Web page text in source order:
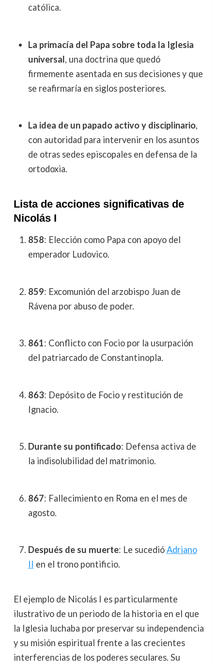
católica.
La primacía del Papa sobre toda la Iglesia
universal, una doctrina que quedó
firmemente asentada en sus decisiones y que
se reafirmaría en siglos posteriores.
La idea de un papado activo y disciplinario,
con autoridad para intervenir en los asuntos
de otras sedes episcopales en defensa de la
ortodoxia.
Lista de acciones significativas de
Nicolás I
858: Elección como Papa con apoyo del
emperador Ludovico.
859: Excomunión del arzobispo Juan de
Rávena por abuso de poder.
861: Conflicto con Focio por la usurpación
del patriarcado de Constantinopla.
863: Depósito de Focio y restitución de
Ignacio.
Durante su pontificado: Defensa activa de
la indisolubilidad del matrimonio.
867: Fallecimiento en Roma en el mes de
agosto.
Después de su muerte: Le sucedióAdriano
II en el trono pontificio.
El ejemplo de Nicolás I es particularmente
ilustrativo de un periodo de la historia en el que
la Iglesia luchaba por preservar su independencia
y su misión espiritual frente a las crecientes
interferencias de los poderes seculares. Su